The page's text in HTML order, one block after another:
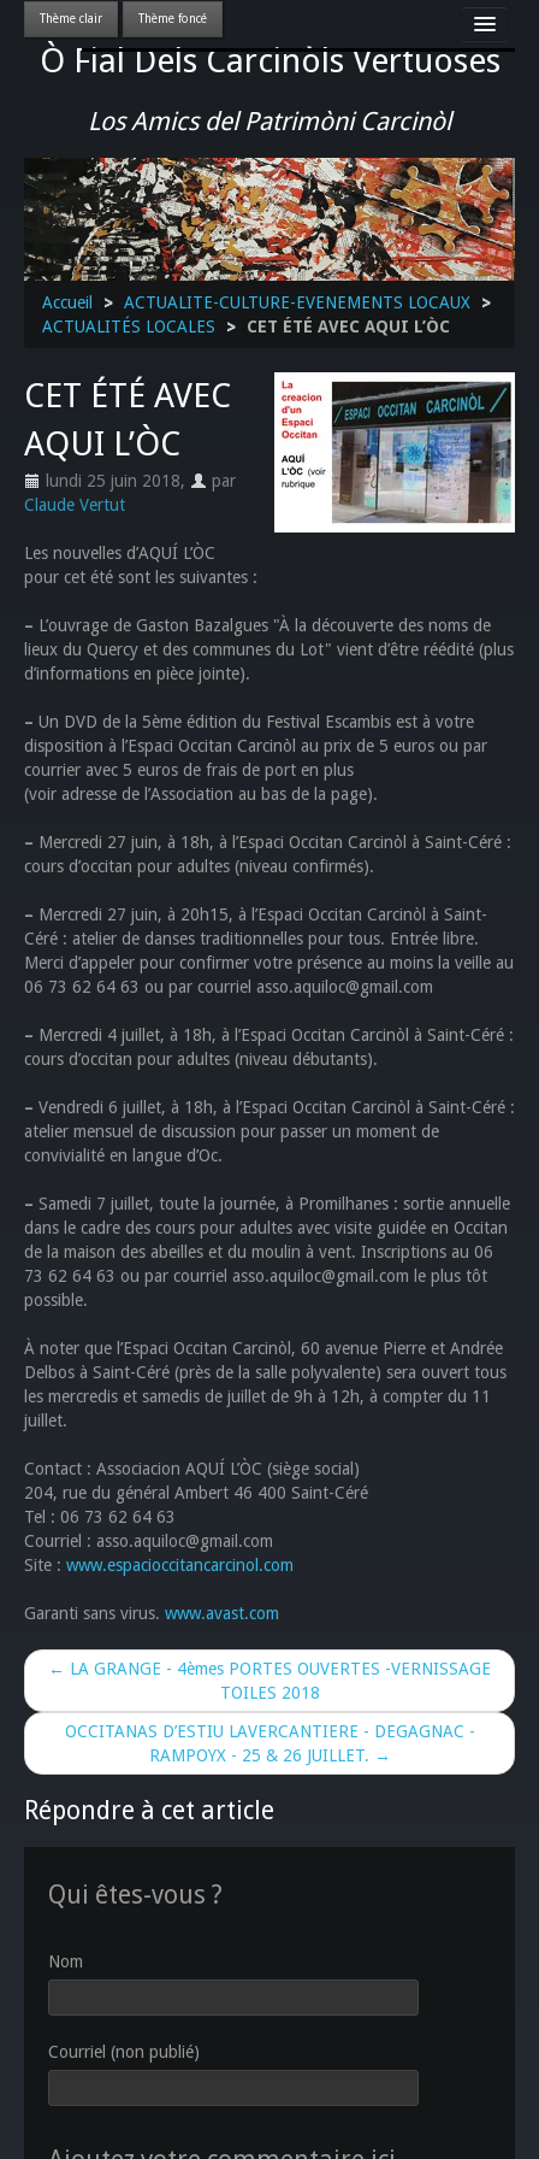
Ò Fial Dels Carcinòls Vertuoses
Los Amics del Patrimòni Carcinòl
Accueil
LES QUERCYNOIS & LEUR CULTURE
PATRIMOINE
GASTRONOMIE
ACTUALITE-CULTURE-EVENEMENTS LOCAUX
>>
Accueil > ACTUALITE-CULTURE-EVENEMENTS LOCAUX
>
ACTUALITÉS LOCALES
> CET ÉTÉ AVEC AQUI L’ÒC
CET ÉTÉ AVEC
AQUI L’ÒC
lundi 25 juin 2018,
par
Claude Vertut
Les nouvelles d’AQUÍ L’ÒC
pour cet été sont les suivantes :
– L’ouvrage de Gaston Bazalgues "À la découverte des noms de
lieux du Quercy et des communes du Lot" vient d’être réédité (plus
d’informations en pièce jointe).
– Un DVD de la 5ème édition du Festival Escambis est à votre
disposition à l’Espaci Occitan Carcinòl au prix de 5 euros ou par
courrier avec 5 euros de frais de port en plus
(voir adresse de l’Association au bas de la page).
– Mercredi 27 juin, à 18h, à l’Espaci Occitan Carcinòl à Saint-Céré :
cours d’occitan pour adultes (niveau confirmés).
– Mercredi 27 juin, à 20h15, à l’Espaci Occitan Carcinòl à Saint-
Céré : atelier de danses traditionnelles pour tous. Entrée libre.
Merci d’appeler pour confirmer votre présence au moins la veille au
06 73 62 64 63 ou par courriel asso.aquiloc@gmail.com
– Mercredi 4 juillet, à 18h, à l’Espaci Occitan Carcinòl à Saint-Céré :
cours d’occitan pour adultes (niveau débutants).
– Vendredi 6 juillet, à 18h, à l’Espaci Occitan Carcinòl à Saint-Céré :
atelier mensuel de discussion pour passer un moment de
convivialité en langue d’Oc.
– Samedi 7 juillet, toute la journée, à Promilhanes : sortie annuelle
dans le cadre des cours pour adultes avec visite guidée en Occitan
de la maison des abeilles et du moulin à vent. Inscriptions au 06
73 62 64 63 ou par courriel asso.aquiloc@gmail.com le plus tôt
possible.
À noter que l’Espaci Occitan Carcinòl, 60 avenue Pierre et Andrée
Delbos à Saint-Céré (près de la salle polyvalente) sera ouvert tous
les mercredis et samedis de juillet de 9h à 12h, à compter du 11
juillet.
Contact : Associacion AQUÍ L’ÒC (siège social)
204, rue du général Ambert 46 400 Saint-Céré
Tel : 06 73 62 64 63
Courriel : asso.aquiloc@gmail.com
Site : www.espacioccitancarcinol.com
Garanti sans virus. www.avast.com
← LA GRANGE - 4èmes PORTES OUVERTES -VERNISSAGE
TOILES 2018
OCCITANAS D’ESTIU LAVERCANTIERE - DEGAGNAC -
RAMPOYX - 25 & 26 JUILLET. →
Répondre à cet article
Qui êtes-vous ?
Nom
Courriel (non publié)